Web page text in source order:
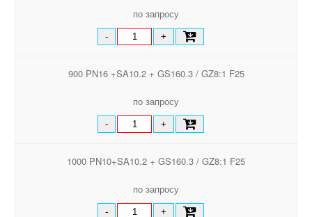
по запросу
- +
900 PN16 +SA10.2 + GS160.3 / GZ8:1 F25
по запросу
- +
1000 PN10+SA10.2 + GS160.3 / GZ8:1 F25
по запросу
- +